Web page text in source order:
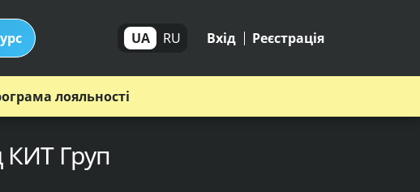
UA RU Вхід Реєстрація
лояльності
КИТ Груп